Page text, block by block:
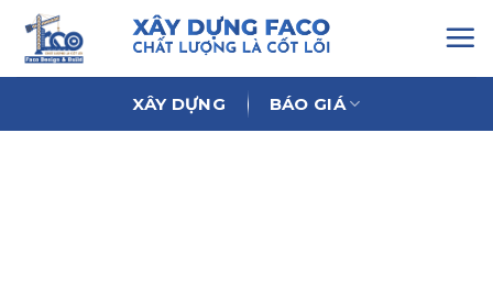
Chuyển
đến
nội
XÂY DỰNG BÁO GIÁ